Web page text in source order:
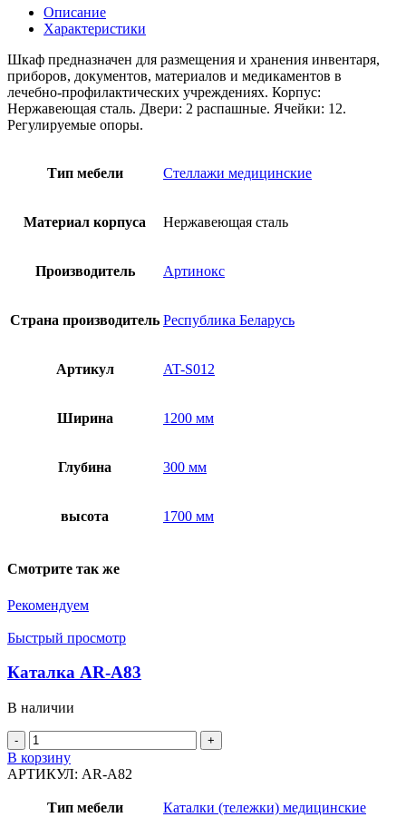
Описание
Характеристики
Шкаф предназначен для размещения и хранения инвентаря,
приборов, документов, материалов и медикаментов в
лечебно-профилактических учреждениях. Корпус:
Нержавеющая сталь. Двери: 2 распашные. Ячейки: 12.
Регулируемые опоры.
Тип мебели Стеллажи медицинские
Материал корпуса Нержавеющая сталь
Производитель Артинокс
Страна производитель Республика Беларусь
Артикул AT-S012
Ширина 1200 мм
Глубина 300 мм
высота 1700 мм
Смотрите так же
Рекомендуем
Быстрый просмотр
Каталка AR-A83
В наличии
Количество
товара
Каталка
A83
В корзину
АРТИКУЛ: AR-A82
Тип мебели Каталки (тележки) медицинские